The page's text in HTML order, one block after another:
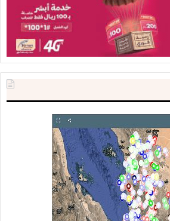
تعز : عملية هجومية على مواقع
خالد
وجرحى في صفوف المنافقين خلال
مواقعهم شمال معسكر خالد
في منطقة الكسارة بالضباب باستهداف
بصاروخ موجه مابين العمدان
بمديرية صبر الموادم
للمنافقين بعبوة ناسفة جنوب شرق